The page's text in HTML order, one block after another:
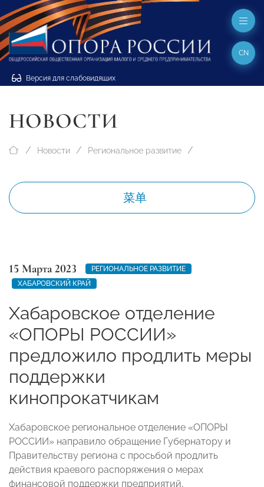
Версия для слабовидящих
CN
НОВОСТИ
Новости Региональное развитие
菜单
15 Марта 2023
РЕГИОНАЛЬНОЕ РАЗВИТИЕ
ХАБАРОВСКИЙ КРАЙ
Хабаровское отделение
«ОПОРЫ РОССИИ»
предложило продлить меры
поддержки
кинопрокатчикам
Хабаровское региональное отделение «ОПОРЫ
РОССИИ» направило обращение Губернатору и
Правительству региона с просьбой продлить
действия краевого распоряжения о мерах
финансовой поддержки предприятий,